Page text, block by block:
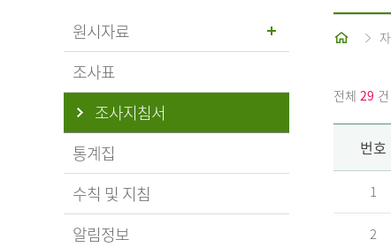
원시자료
조사표
조사지침서
통계집
수칙 및 지침
알림정보
홈
전체 29 건
번호
1
2